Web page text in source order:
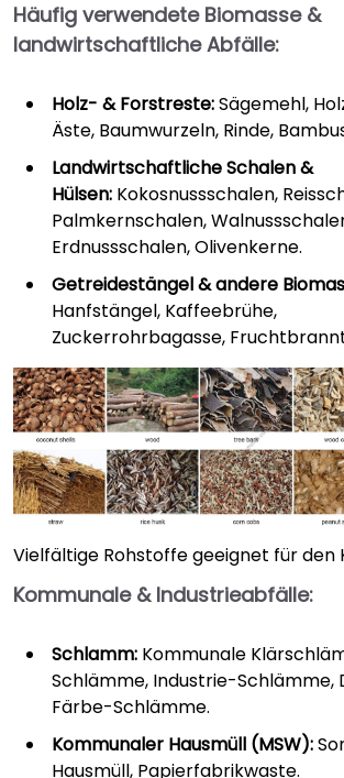
Häufig verwendete Biomasse &
landwirtschaftliche Abfälle:
Holz- & Forstreste:Sägemehl,
Äste, Baumwurzeln, Rinde,
Landwirtschaftliche Schalen &
Hülsen: Kokosnussschalen,
Palmkernschalen,
Erdnussschalen, Olivenkerne.
Getreidestängel & andere
Hanfstängel, Kaffeebrühe,
Zuckerrohrbagasse,
Vielfältige Rohstoffe geeignet für den
Kommunale & Industrieabfälle:
Schlamm: Kommunale
Schlämme, Industrie-Schlämme,
Färbe-Schlämme.
Kommunaler Hausmüll (MSW):
Hausmüll, Papierfabrikwaste.